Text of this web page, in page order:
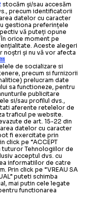
stocăm și/sau accesăm
precum identificatorii
datelor cu caracter
gestiona preferințele
vă puteți opune
orice moment pe
Aceste alegeri
și nu vă vor afecta
de socializare si
precum si furnizorii
prelucram date
sa functioneze, pentru
publicitare
si/sau profilul dvs.,
aferente retelelor de
traficul pe website.
de art. 15-22 din
datelor cu caracter
fi exercitate prin
click pe “ACCEPT
tuturor Tehnologiilor de
acceptul dvs. cu
informatiilor de catre
Prin click pe “VREAU SA
puteti schimba
mai putin cele legate
functionarea